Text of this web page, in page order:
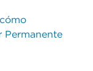
Permanente